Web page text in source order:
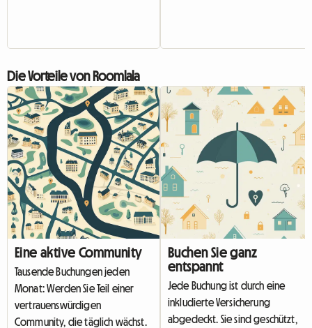
Die Vorteile von Roomlala
Eine aktive Community
Tausende Buchungen jeden
Monat: Werden Sie Teil einer
vertrauenswürdigen
Community, die täglich wächst.
Buchen Sie ganz
entspannt
Jede Buchung ist durch eine
inkludierte Versicherung
abgedeckt. Sie sind geschützt,